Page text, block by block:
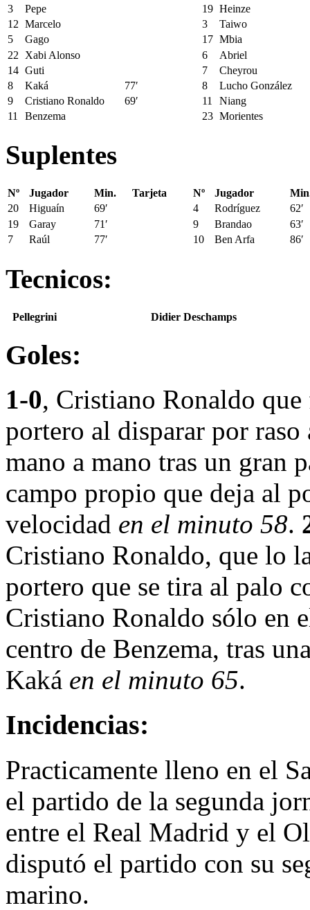
3 Pepe 19 Heinze
12 Marcelo 3
Taiwo
5
Gago 17 Mbia
22
Xabi Alonso 6
Abriel
14 Guti 7
Cheyrou
8
Kaká 77′ 8
Lucho González
9
Cristiano Ronaldo 69′ 11
Niang
11
Benzema 23 Morientes
Suplentes
Nº Jugador Min. Tarjeta Nº Jugador
20
Higuaín 69′ 4 Rodríguez
62′
19
Garay 71′ 9 Brandao
63′
7
Raúl 77′ 10 Ben Arfa 86′
Tecnicos:
Pellegrini Didier Deschamps
Goles:
1-0, Cristiano Ronaldo
portero al disparar por
mano a mano tras un gran
campo propio que deja al
velocidad en el minuto 58.
Cristiano Ronaldo, que lo
portero que se tira al palo
Cristiano Ronaldo sólo en
centro de Benzema, tras
Kaká en el minuto 65.
Incidencias:
Practicamente lleno en el
el partido de la segunda
entre el Real Madrid y el
disputó el partido con su
marino.